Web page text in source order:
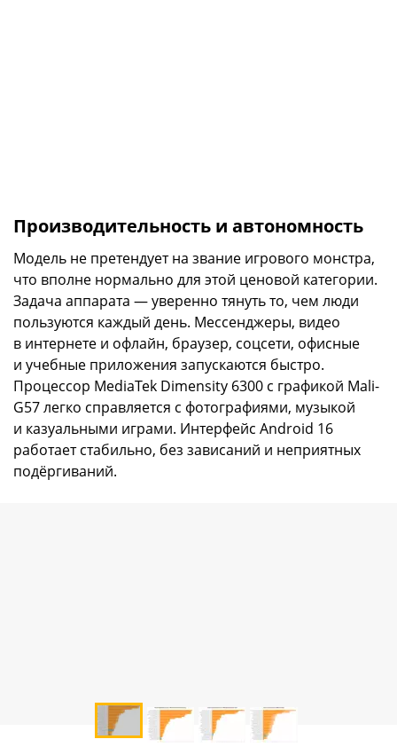
Производительность и автономность
Модель не претендует на звание игрового монстра,
что вполне нормально для этой ценовой категории.
Задача аппарата — уверенно тянуть то, чем люди
пользуются каждый день. Мессенджеры, видео
в интернете и офлайн, браузер, соцсети, офисные
и учебные приложения запускаются быстро.
Процессор MediaTek Dimensity 6300 с графикой Mali-
G57 легко справляется с фотографиями, музыкой
и казуальными играми. Интерфейс Android 16
работает стабильно, без зависаний и неприятных
подёргиваний.